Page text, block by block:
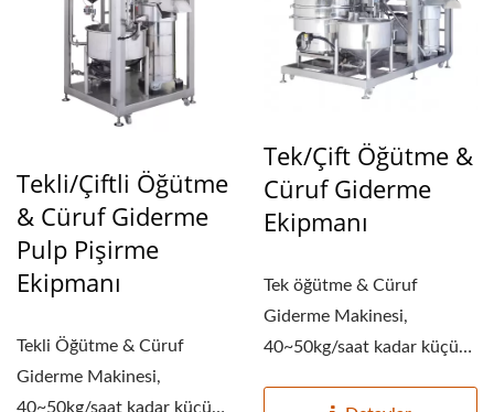
Tekli/Çiftli Öğütme
& Cüruf Giderme
Pulp Pişirme
Ekipmanı
Tekli Öğütme & Cüruf
Giderme Makinesi,
40~50kg/saat kadar küçük
Tek/Çift Öğütme &
Cüruf Giderme
Ekipmanı
Tek öğütme & Cüruf
Giderme Makinesi,
40~50kg/saat kadar küçük